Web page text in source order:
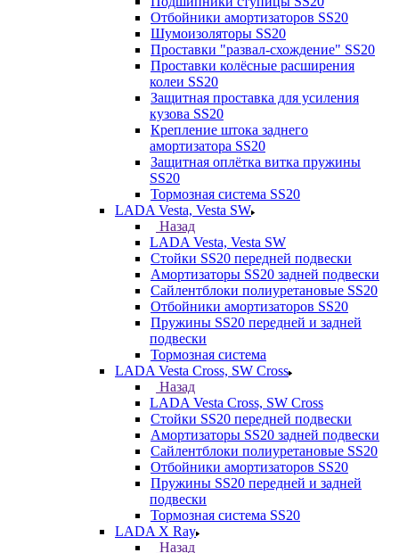
Отбойники амортизаторов SS20
Шумоизоляторы SS20
Проставки "развал-схождение" SS20
Проставки колёсные расширения
колеи SS20
Защитная проставка для усиления
кузова SS20
Крепление штока заднего
амортизатора SS20
Защитная оплётка витка пружины
SS20
Тормозная система SS20
LADA Vesta, Vesta SW
Назад
LADA Vesta, Vesta SW
Стойки SS20 передней подвески
Амортизаторы SS20 задней подвески
Сайлентблоки полиуретановые SS20
Отбойники амортизаторов SS20
Пружины SS20 передней и задней
подвески
Тормозная система
LADA Vesta Cross, SW Cross
Назад
LADA Vesta Cross, SW Cross
Стойки SS20 передней подвески
Амортизаторы SS20 задней подвески
Сайлентблоки полиуретановые SS20
Отбойники амортизаторов SS20
Пружины SS20 передней и задней
подвески
Тормозная система SS20
LADA X Ray
Назад